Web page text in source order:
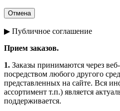
▶ Публичное соглашение
Прием заказов.
1. Заказы принимаются через
посредством любого другого
представленных на сайте. Вся
ассортимент т.п.) является
поддерживается.